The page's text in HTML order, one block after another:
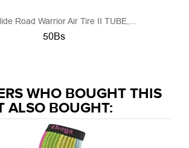
Road Warrior Air Tire II TUBE,...
50Bs
WHO BOUGHT THIS
ALSO BOUGHT: